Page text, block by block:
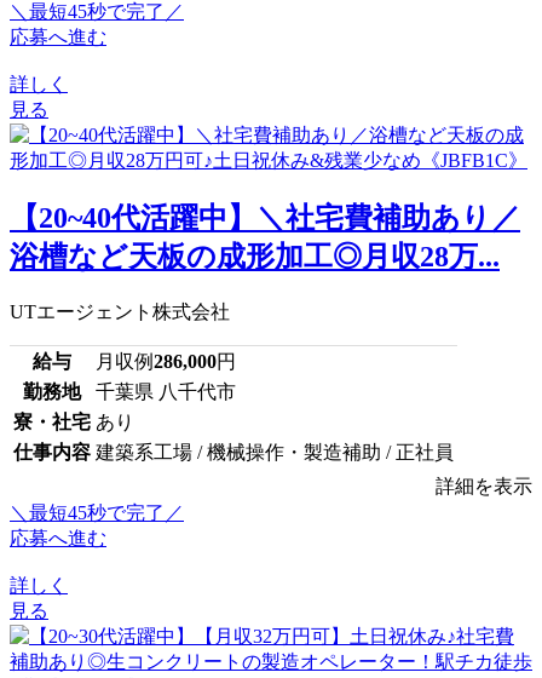
＼最短45秒で完了／
応募へ進む
詳しく
見る
【20~40代活躍中】＼社宅費補助あり／
浴槽など天板の成形加工◎月収28万...
UTエージェント株式会社
給与 月収例286,000円
勤務地
千葉県 八千代市
寮・社宅 あり
仕事内容 建築系工場 / 機械操作・製造補助 / 正社員
詳細を表示
＼最短45秒で完了／
応募へ進む
詳しく
見る